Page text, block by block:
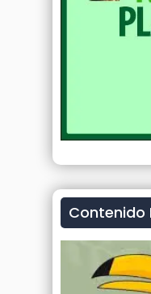
Contenido